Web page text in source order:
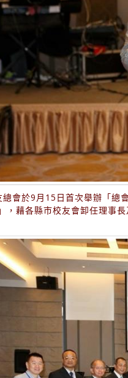
會於9月15日首次舉辦「總
，藉各縣市校友會卸任理事